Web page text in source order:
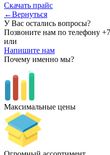
Скачать прайс
←Вернуться
У Вас остались вопросы?
Позвоните нам по телефону
или
Напишите нам
Почему именно мы?
Максимальные цены